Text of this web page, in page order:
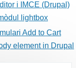
i IMCE (Drupal)
lightbox
Add to Cart
element in Drupal